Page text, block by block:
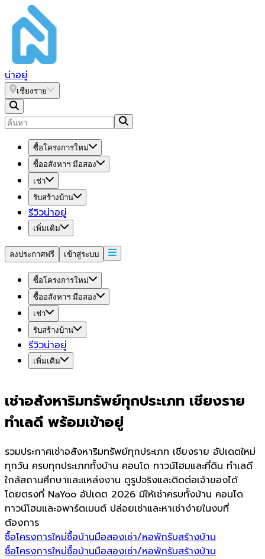
น่าอยู่
เชียงราย
ซื้อโครงการใหม่
ซื้ออสังหาฯ มือสอง
เช่า
รับสร้างบ้าน
รีวิวน่าอยู่
เพิ่มเติม
ลงประกาศฟรี เข้าสู่ระบบ
ซื้อโครงการใหม่
ซื้ออสังหาฯ มือสอง
เช่า
รับสร้างบ้าน
รีวิวน่าอยู่
เพิ่มเติม
เช่าอสังหาริมทรัพย์ทุกประเภท เชียงราย
ทำเลดี พร้อมเข้าอยู่
รวมประกาศเช่าอสังหาริมทรัพย์ทุกประเภท เชียงราย อัปเดตใหม่
ทุกวัน ครบทุกประเภททั้งบ้าน คอนโด ทาวน์โฮมและที่ดิน ทำเลดี
ใกล้สถานศึกษาและแหล่งงาน ดูรูปจริงและติดต่อเจ้าของได้
โดยตรงที่ NaYoo อัปเดต 2026 มีให้เช่าครบทั้งบ้าน คอนโด
ทาวน์โฮมและอพาร์ตเมนต์ ปล่อยเช่าและหาเช่าง่ายในงบที่
ต้องการ
ซื้อโครงการใหม่ซื้อบ้านมือสองเช่า/หอพักรับสร้างบ้าน
ซื้อโครงการใหม่ซื้อบ้านมือสองเช่า/หอพักรับสร้างบ้าน